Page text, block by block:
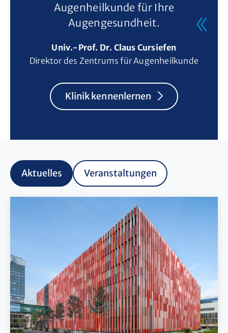
Augenheilkunde für Ihre
Augengesundheit.
Univ.-Prof. Dr. Claus Cursiefen
Direktor des Zentrums für Augenheilkunde
Klinik kennenlernen
Aktuelles Veranstaltungen